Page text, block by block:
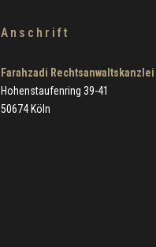
Anschrift
Farahzadi Rechtsanwaltskanzlei
Hohenstaufenring 39-41
50674 Köln